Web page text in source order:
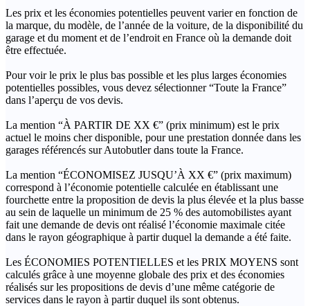
Les prix et les économies potentielles peuvent varier en fonction de
la marque, du modèle, de l’année de la voiture, de la disponibilité du
garage et du moment et de l’endroit en France où la demande doit
être effectuée.
Pour voir le prix le plus bas possible et les plus larges économies
potentielles possibles, vous devez sélectionner “Toute la France”
dans l’aperçu de vos devis.
La mention “À PARTIR DE XX €” (prix minimum) est le prix
actuel le moins cher disponible, pour une prestation donnée dans les
garages référencés sur Autobutler dans toute la France.
La mention “ÉCONOMISEZ JUSQU’À XX €” (prix maximum)
correspond à l’économie potentielle calculée en établissant une
fourchette entre la proposition de devis la plus élevée et la plus basse
au sein de laquelle un minimum de 25 % des automobilistes ayant
fait une demande de devis ont réalisé l’économie maximale citée
dans le rayon géographique à partir duquel la demande a été faite.
Les ÉCONOMIES POTENTIELLES et les PRIX MOYENS sont
calculés grâce à une moyenne globale des prix et des économies
réalisés sur les propositions de devis d’une même catégorie de
services dans le rayon à partir duquel ils sont obtenus.